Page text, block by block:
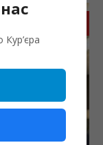
Кур’єра